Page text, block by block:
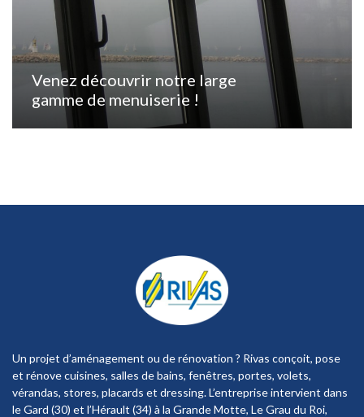
Venez découvrir notre large
gamme de menuiserie !
Un projet d’aménagement ou de rénovation ? Rivas conçoit, pose
et rénove cuisines, salles de bains, fenêtres, portes, volets,
vérandas, stores, placards et dressing. L’entreprise intervient dans
le Gard (30) et l’Hérault (34) à la Grande Motte, Le Grau du Roi,